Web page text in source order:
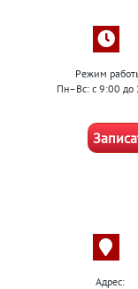
Режим
Пн–Вс: с 9:00 до
Адрес: